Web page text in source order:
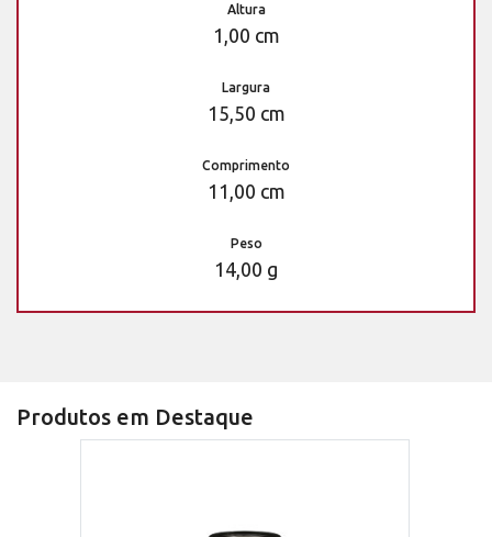
Altura
1,00 cm
Largura
15,50 cm
Comprimento
11,00 cm
Peso
14,00 g
Produtos em Destaque